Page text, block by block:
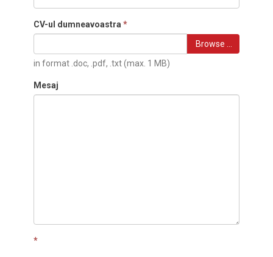
CV-ul dumneavoastra *
Browse …
in format .doc, .pdf, .txt (max. 1 MB)
Mesaj
*